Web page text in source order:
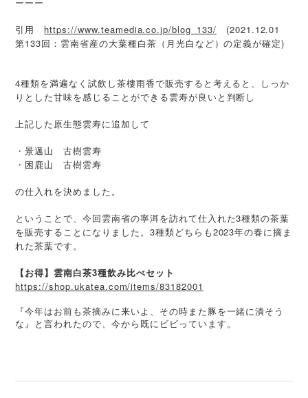
引用 https://www.teamedia.co.jp/blog_133/ (2021.12.01
第133回：雲南省産の大葉種白茶（月光白など）の定義が確定)
4種類を満遍なく試飲し茶樓雨香で販売すると考えると、しっか
りとした甘味を感じることができる雲寿が良いと判断し
上記した原生態雲寿に追加して
・景邁山 古樹雲寿
・困鹿山 古樹雲寿
の仕入れを決めました。
ということで、今回雲南省の寧洱を訪れて仕入れた3種類の茶葉
を販売することになりました。3種類どちらも2023年の春に摘ま
れた茶葉です。
【お得】雲南白茶3種飲み比べセット
https://shop.ukatea.com/items/83182001
『今年はお前も茶摘みに来いよ、その時また豚を一緒に潰そう
な』と言われたので、今から既にビビっています。